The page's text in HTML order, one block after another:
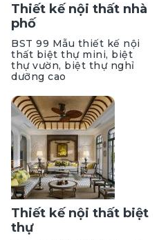
Thiết kế nội thất nhà
phố
BST 99 Mẫu thiết kế nội
thất biệt thự mini, biệt
thự vườn, biệt thự nghỉ
dưỡng cao
Thiết kế nội thất biệt
thự